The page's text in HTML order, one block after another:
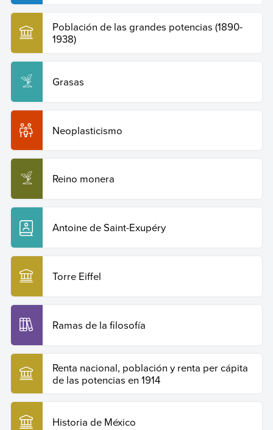
Población de las grandes potencias (1890-
1938)
Grasas
Neoplasticismo
Reino monera
Antoine de Saint-Exupéry
Torre Eiffel
Ramas de la filosofía
Renta nacional, población y renta per cápita
de las potencias en 1914
Historia de México